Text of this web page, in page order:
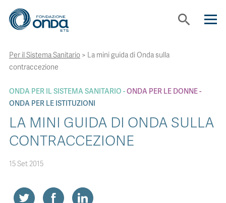
search
CHI SIAMO
CON CHI LAVORIAMO
STRUMENTI
BOLLINI
Per il Sistema Sanitario > La mini guida di Onda sulla
contraccezione
ONDA PER IL SISTEMA SANITARIO
ONDA PER LE DONNE
ONDA PER LE ISTITUZIONI
LA MINI GUIDA DI ONDA SULLA
CONTRACCEZIONE
15 Set 2015